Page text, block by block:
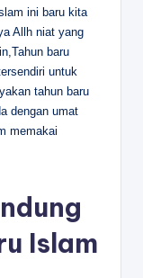
ini baru kita
Allh niat yang
baru
untuk
tahun baru
dengan umat
memakai
Islam